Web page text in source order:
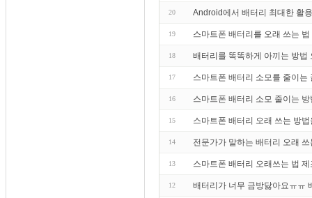
20 Android에서 배터리 최대한 활
19 스마트폰 배터리를 오래 쓰는
18 배터리를 똑똑하게 아끼는 방법
17 스마트폰 배터리 소모를 줄이는
16 스마트폰 배터리 소모 줄이는
15 스마트폰 배터리 오래 쓰는 방
14 전문가가 말하는 배터리 오래
13 스마트폰 배터리 오래쓰는 법
12 배터리가 너무 금방닳아요ㅠㅠ